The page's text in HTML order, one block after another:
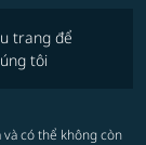
trang để
tôi
có thể không còn